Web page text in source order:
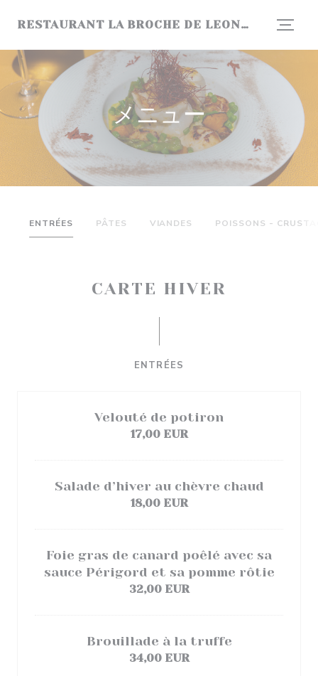
RESTAURANT LA BROCHE DE LEONARD
メニュー
ENTRÉES PÂTES VIANDES POISSONS -
CARTE HIVER
ENTRÉES
Velouté de potiron
17,00 EUR
Salade d’hiver au chèvre chaud
18,00 EUR
Foie gras de canard poêlé avec sa
sauce Périgord et sa pomme rôtie
32,00 EUR
Brouillade à la truffe
34,00 EUR